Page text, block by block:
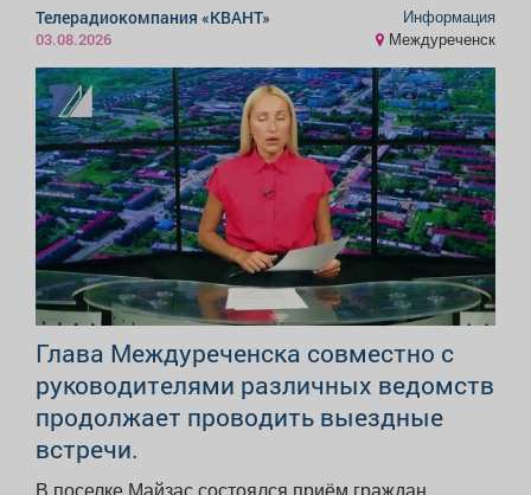
Телерадиокомпания «КВАНТ»
03.08.2026
Информация
Междуреченск
Глава Междуреченска совместно с
руководителями различных ведомств
продолжает проводить выездные
встречи.